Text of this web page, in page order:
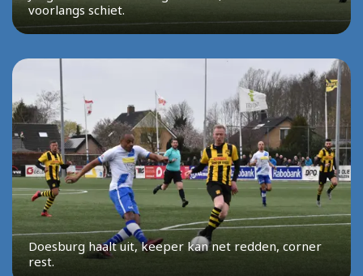
voorlangs schiet.
Doesburg haalt uit, keeper kan net redden, corner
rest.